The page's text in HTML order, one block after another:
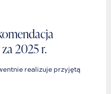
2025 r.
realizuje przyjętą